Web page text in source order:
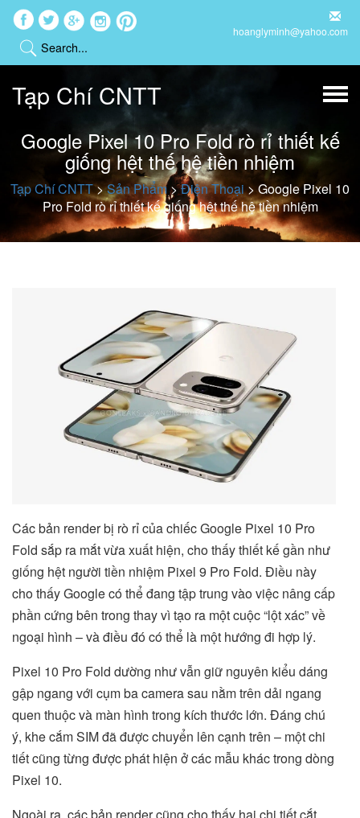
hoanglyminh@yahoo.com
Tạp Chí CNTT
Google Pixel 10 Pro Fold rò rỉ thiết kế
giống hệt thế hệ tiền nhiệm
Tạp Chí CNTT>Sản Phẩm>Điện Thoại>Google Pixel 10
Pro Fold rò rỉ thiết kế giống hệt thế hệ tiền nhiệm
Các bản render bị rò rỉ của chiếc Google Pixel 10 Pro
Fold sắp ra mắt vừa xuất hiện, cho thấy thiết kế gần như
giống hệt người tiền nhiệm Pixel 9 Pro Fold. Điều này
cho thấy Google có thể đang tập trung vào việc nâng cấp
phần cứng bên trong thay vì tạo ra một cuộc “lột xác” về
ngoại hình – và điều đó có thể là một hướng đi hợp lý.
Pixel 10 Pro Fold dường như vẫn giữ nguyên kiểu dáng
gập ngang với cụm ba camera sau nằm trên dải ngang
quen thuộc và màn hình trong kích thước lớn. Đáng chú
ý, khe cắm SIM đã được chuyển lên cạnh trên – một chi
tiết cũng từng được phát hiện ở các mẫu khác trong dòng
Pixel 10.